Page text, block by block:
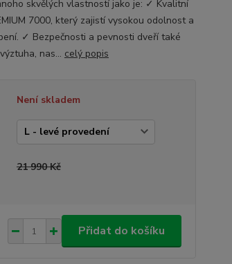
skvělých vlastností jako je: ✓ Kvalitní
7000, který zajistí vysokou odolnost a
✓ Bezpečnosti a pevnosti dveří také
nas... celý popis
Není skladem
21 990 Kč
Přidat do košíku